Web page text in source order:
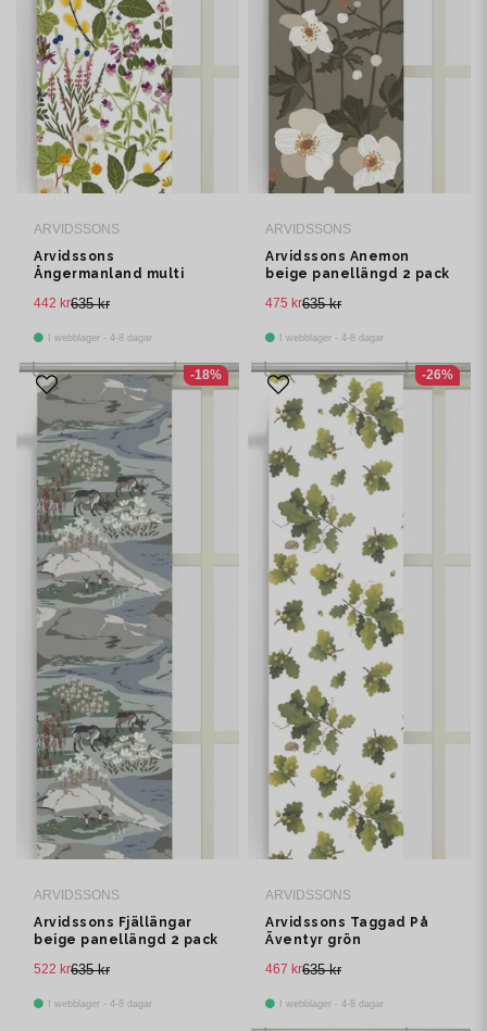
ARVIDSSONS
Arvidssons
Ångermanland multi
635 kr
442 kr
I webblager - 4-8 dagar
ARVIDSSONS
Arvidssons Anemon
beige panellängd 2 pack
635 kr
475 kr
I webblager - 4-8 dagar
ARVIDSSONS
Arvidssons Fjällängar
beige panellängd 2 pack
635 kr
522 kr
I webblager - 4-8 dagar
-18%
ARVIDSSONS
Arvidssons Taggad På
Äventyr grön
635 kr
467 kr
I webblager - 4-8 dagar
-26%